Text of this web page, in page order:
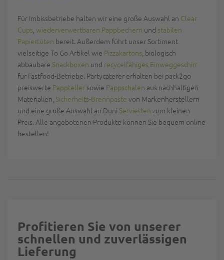
Für Imbissbetriebe halten wir eine große Auswahl an Clear
Cups, wiederverwertbaren Pappbechern und stabilen
Papiertüten bereit. Außerdem führt unser Sortiment
vielseitige To Go Artikel wie Pizzakartons, biologisch
abbaubare Snackboxen und recycelfähiges Einweggeschirr
für Fastfood-Betriebe. Partycaterer erhalten bei pack2go
preiswerte Pappteller sowie Pappschalen aus nachhaltigen
Materialien, Sicherheits-Brennpaste von Markenherstellern
und eine große Auswahl an Duni Servietten zum kleinen
Preis. Alle angebotenen Produkte können Sie bequem online
bestellen!
Profitieren Sie von unserer
schnellen und zuverlässigen
Lieferung